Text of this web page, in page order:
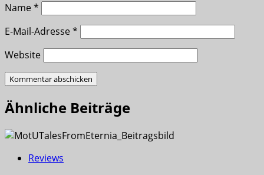
Name*
E-Mail-Adresse*
Website
Ähnliche Beiträge
Reviews